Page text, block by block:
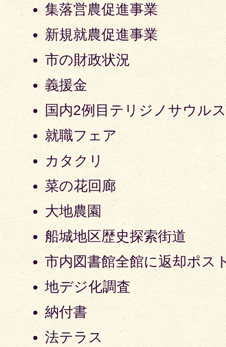
集落営農促進事業
新規就農促進事業
市の財政状況
義援金
国内2例目テリジノサウル
就職フェア
カタクリ
菜の花回廊
大地農園
船城地区歴史探索街道
市内図書館全館に返却ポス
地デジ化調査
納付書
法テラス